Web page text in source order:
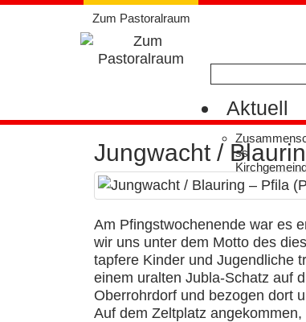
Zum Pastoralraum
Aktuell
ss
Jungwacht /
Am Pfingstwochenende war es
wir uns unter dem Motto des
tapfere Kinder und Jugendliche
einem uralten Jubla-Schatz auf
Oberrohrdorf und bezogen dort
Auf dem Zeltplatz